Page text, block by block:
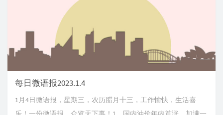
每日微语报2023.1.4
1月4日微语报，星期三，农历腊月十三，工作愉快，生活喜